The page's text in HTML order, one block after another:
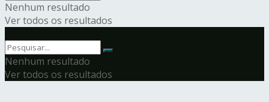
Nenhum resultado
Ver todos os resultados
Nenhum resultado
Ver todos os resultados